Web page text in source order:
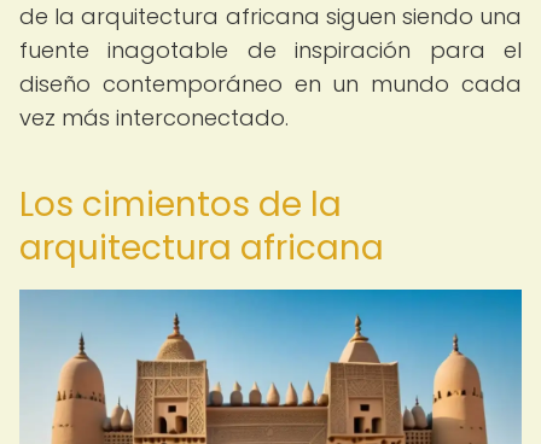
de la arquitectura africana siguen siendo una
fuente inagotable de inspiración para el
diseño contemporáneo en un mundo cada
vez más interconectado.
Los cimientos de la
arquitectura africana